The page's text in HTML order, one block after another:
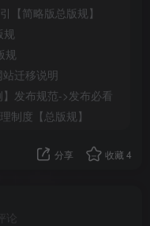
【简略版总版规】
规
迁移说明
】发布规范->发布必看
制度【总版规】
分享 收藏 4
论